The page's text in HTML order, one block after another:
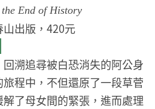
End of History
出版，420元
溯追尋被白恐消失的阿公身
程中，不但還原了一段草菅
了母女間的緊張，進而處理